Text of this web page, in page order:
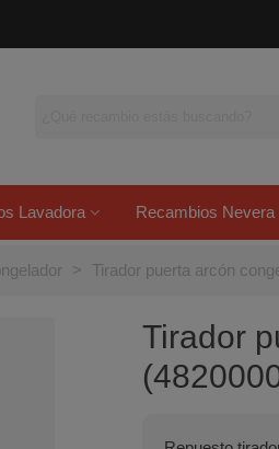
Lavadora Recambios Nevera
> Tirador puerta arcón
Tirador